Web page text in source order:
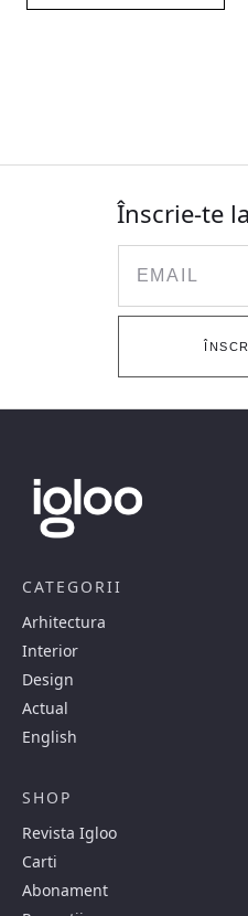
Înscrie-te
CATEGORII
Arhitectura
Interior
Design
Actual
English
SHOP
Revista Igloo
Carti
Abonament